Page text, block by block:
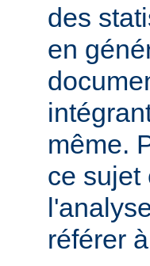
des
en
même.
ce sujet
référer à